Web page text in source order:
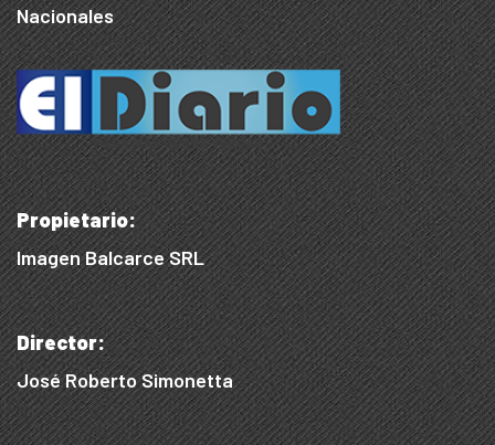
Nacionales
Propietario:
Imagen Balcarce SRL
Director:
José Roberto Simonetta